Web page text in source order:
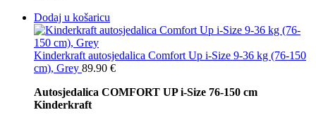
Dodaj u košaricu
Kinderkraft autosjedalica Comfort Up i-Size 9-36 kg (76-150
cm), Grey 89.90 €
Autosjedalica COMFORT UP i-Size 76-150 cm
Kinderkraft